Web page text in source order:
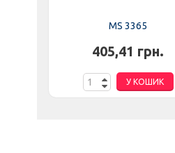
MS 3365
405,41 грн.
У КОШИК